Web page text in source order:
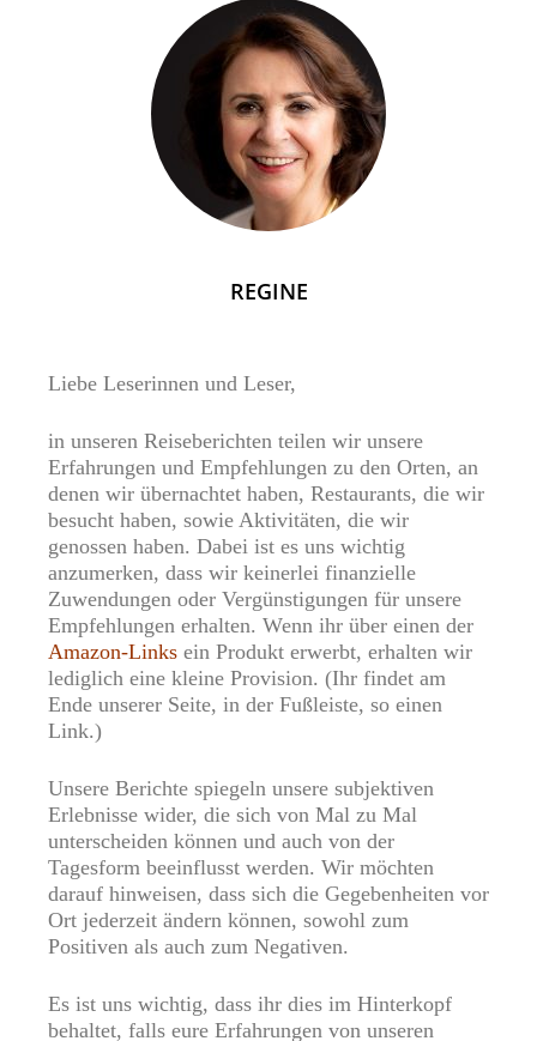
REGINE
Liebe Leserinnen und Leser,
in unseren Reiseberichten teilen wir unsere
Erfahrungen und Empfehlungen zu den Orten, an
denen wir übernachtet haben, Restaurants, die wir
besucht haben, sowie Aktivitäten, die wir
genossen haben. Dabei ist es uns wichtig
anzumerken, dass wir keinerlei finanzielle
Zuwendungen oder Vergünstigungen für unsere
Empfehlungen erhalten. Wenn ihr über einen der
Amazon-Links ein Produkt erwerbt, erhalten wir
lediglich eine kleine Provision. (Ihr findet am
Ende unserer Seite, in der Fußleiste, so einen
Link.)
Unsere Berichte spiegeln unsere subjektiven
Erlebnisse wider, die sich von Mal zu Mal
unterscheiden können und auch von der
Tagesform beeinflusst werden. Wir möchten
darauf hinweisen, dass sich die Gegebenheiten vor
Ort jederzeit ändern können, sowohl zum
Positiven als auch zum Negativen.
Es ist uns wichtig, dass ihr dies im Hinterkopf
behaltet, falls eure Erfahrungen von unseren